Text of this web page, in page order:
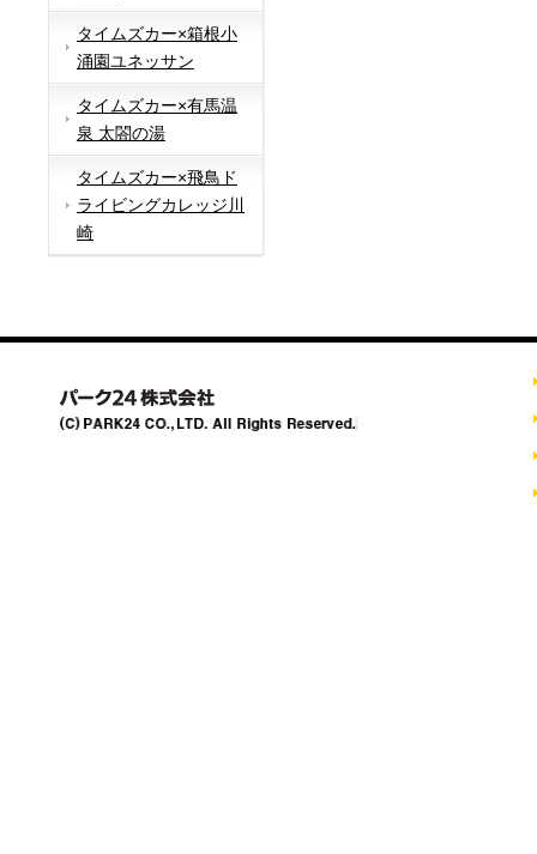
タイムズカー×箱根小
涌園ユネッサン
タイムズカー×有馬温
泉 太閤の湯
タイムズカー×飛鳥ド
ライビングカレッジ川
崎